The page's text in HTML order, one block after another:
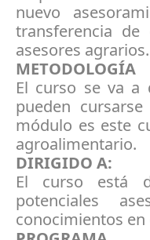
nuevo
transferencia
asesores agrarios.
METODOLOGÍA
El curso se va a
pueden
módulo es este
agroalimentario.
DIRIGIDO A:
El curso está
potenciales
conocimientos